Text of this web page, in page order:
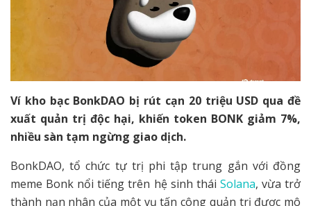
Ví kho bạc BonkDAO bị rút cạn 20 triệu USD qua đề
xuất quản trị độc hại, khiến token BONK giảm 7%,
nhiều sàn tạm ngừng giao dịch.
BonkDAO, tổ chức tự trị phi tập trung gắn với đồng
meme Bonk nổi tiếng trên hệ sinh thái Solana, vừa trở
thành nạn nhân của một vụ tấn công quản trị được mô